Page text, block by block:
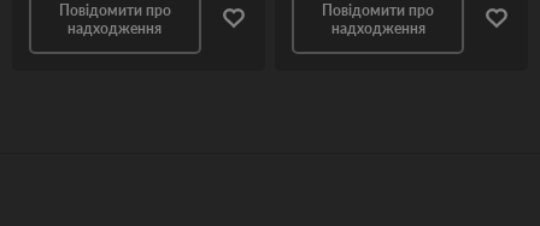
Повідомити про
надходження
Повідомити про
надходження